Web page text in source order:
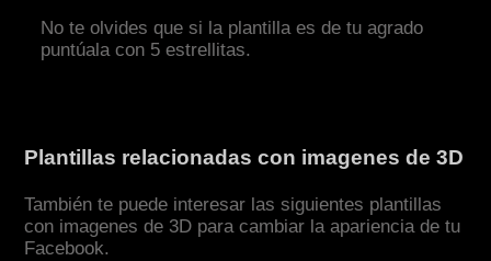
No te olvides que si la plantilla es de tu agrado
puntúala con 5 estrellitas.
Plantillas relacionadas con imagenes de 3D
También te puede interesar las siguientes plantillas
con imagenes de 3D para cambiar la apariencia de tu
Facebook.